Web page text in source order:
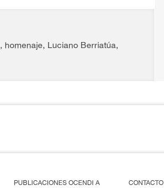
, homenaje, Luciano Berriatúa,
PUBLICACIONES OCENDI A CONTACTO